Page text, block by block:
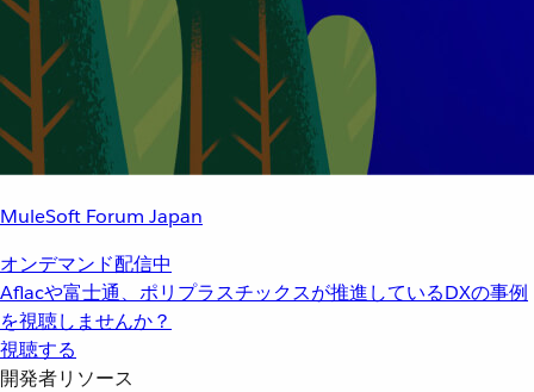
MuleSoft Forum Japan
オンデマンド配信中
Aflacや富士通、ポリプラスチックスが推進しているDXの事例
を視聴しませんか？
視聴する
開発者リソース